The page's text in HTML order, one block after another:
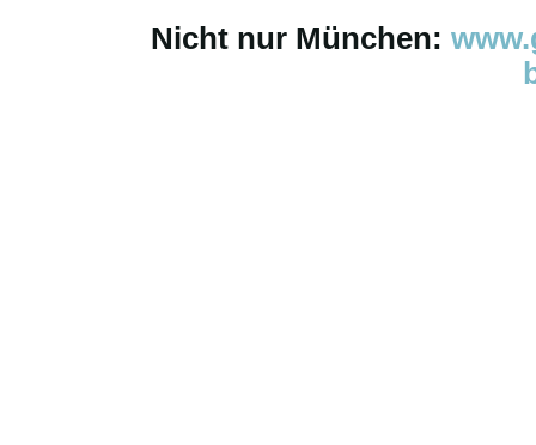
Nicht nur München: